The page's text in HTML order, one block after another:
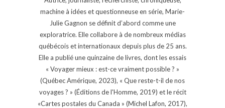
machine à idées et questionneuse en série, Marie-
Julie Gagnon se définit d’abord comme une
exploratrice. Elle collabore à de nombreux médias
québécois et internationaux depuis plus de 25 ans.
Elle a publié une quinzaine de livres, dont les essais
« Voyager mieux : est-ce vraiment possible ? »
(Québec Amérique, 2023), « Que reste-t-il de nos
voyages ? » (Éditions de l'Homme, 2019) et le récit
«Cartes postales du Canada » (Michel Lafon, 2017),